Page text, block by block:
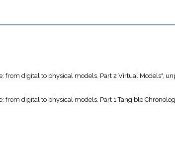
digital to physical models. Part 2 Virtual Models",
digital to physical models. Part 1 Tangible